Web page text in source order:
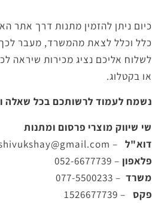
כיום ניתן להזמין מתנות דרך אתר
כלל וכלל לצאת מהמשרד, מעבר לכך,
לשלוח אליכם נציג מכירות שיראה
או בקטלוג.
נשמח לעמוד לרשותכם בכל שאלה
שי שיווק מוצרי פרסום ומתנות
דוא"ל –
פלאפון – 052-6677739
משרד – 077-5500233
פקס – 1526677739